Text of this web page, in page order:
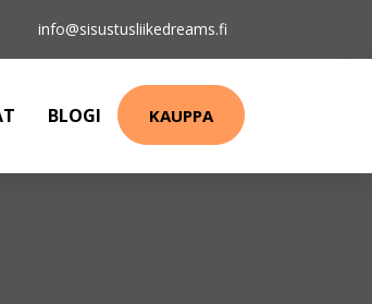
info@sisustusliikedreams.fi
BLOGI KAUPPA